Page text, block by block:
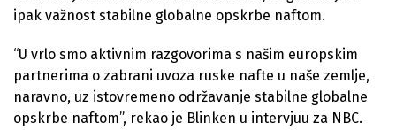
ipak važnost stabilne globalne opskrbe naftom.
“U vrlo smo aktivnim razgovorima s našim europskim
partnerima o zabrani uvoza ruske nafte u naše zemlje,
naravno, uz istovremeno održavanje stabilne globalne
opskrbe naftom”, rekao je Blinken u intervjuu za NBC.